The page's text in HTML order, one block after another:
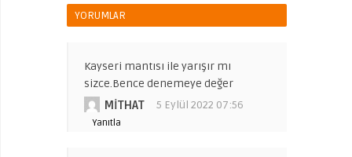
YORUMLAR
Kayseri mantısı ile yarışır mı
sizce.Bence denemeye değer
MITHAT 5 Eylül 2022 07:56
Yanıtla